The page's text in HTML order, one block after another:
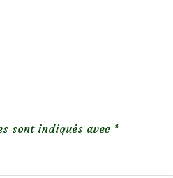
sont indiqués avec *